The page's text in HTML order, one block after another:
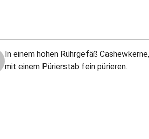
In einem hohen Rührgefäß
mit einem Pürierstab fein pürieren.